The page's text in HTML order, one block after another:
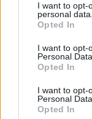
I want to opt-
personal data.
Opted In
I want to opt-
Personal Data.
Opted In
I want to opt-
Personal
Opted In
Pris: Fr.